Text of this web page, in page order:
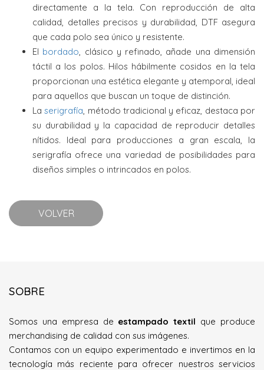
directamente a la tela. Con reproducción de alta
calidad, detalles precisos y durabilidad, DTF asegura
que cada polo sea único y resistente.
El bordado, clásico y refinado, añade una dimensión
táctil a los polos. Hilos hábilmente cosidos en la tela
proporcionan una estética elegante y atemporal, ideal
para aquellos que buscan un toque de distinción.
Laserigrafía, método tradicional y eficaz, destaca por
su durabilidad y la capacidad de reproducir detalles
nítidos. Ideal para producciones a gran escala, la
serigrafía ofrece una variedad de posibilidades para
diseños simples o intrincados en polos.
VOLVER
SOBRE
Somos una empresa de estampado textil que produce
merchandising de calidad con sus imágenes.
Contamos con un equipo experimentado e invertimos en la
tecnología más reciente para ofrecer nuestros servicios